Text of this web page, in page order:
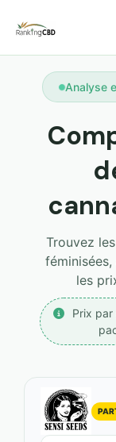
contenu
Analyse
Trouvez
les
Prix